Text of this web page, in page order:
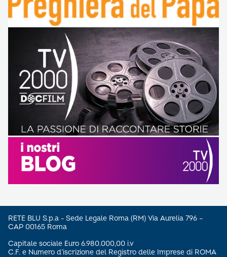
RETE BLU S.p.a - Sede Legale Roma (RM) Via Aurelia 796 –
CAP 00165 Roma
Capitale sociale Euro 6.980.000,00 i.v
C.F. e Numero d’iscrizione del Registro delle Imprese di ROMA